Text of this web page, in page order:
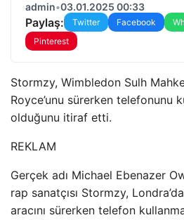
admin•03.01.2025 00:33
Paylaş: Twitter Facebook
Pinterest
Stormzy, Wimbledon Sulh
Royce’unu sürerken telefonunu
olduğunu itiraf etti.
REKLAM
Gerçek adı Michael Ebenazer
rap sanatçısı Stormzy,
aracını sürerken telefon